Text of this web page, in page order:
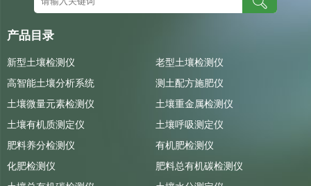
产品目录
新型土壤检测仪
老型土壤检测仪
高智能土壤分析系统
测土配方施肥仪
土壤微量元素检测仪
土壤重金属检测仪
土壤有机质测定仪
土壤呼吸测定仪
肥料养分检测仪
有机肥检测仪
化肥检测仪
肥料总有机碳检测仪